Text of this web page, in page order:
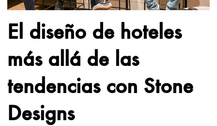
El diseño de hoteles
más allá de las
tendencias con Stone
Designs